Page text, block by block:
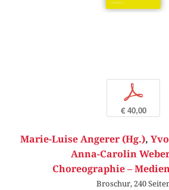
p
€ 40,00
Marie-Luise Angerer (Hg.),
Anna-Carolin
Choreographie –
Broschur, 240